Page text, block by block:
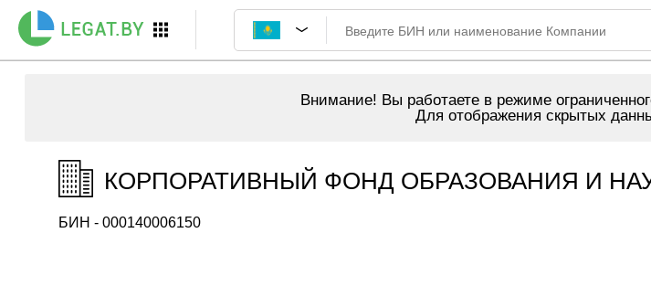
Внимание! Вы работаете в режиме
Для отображения скрытых
КОРПОРАТИВНЫЙ ФОНД ОБРАЗОВАНИЯ И
БИН - 000140006150